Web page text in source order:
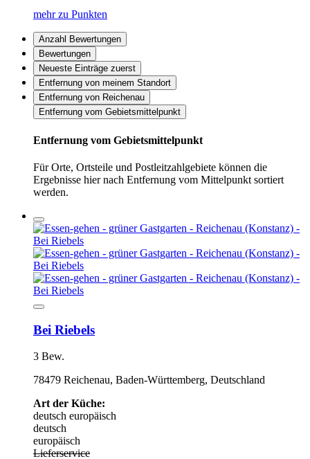
mehr zu Punkten
Anzahl Bewertungen
Bewertungen
Neueste Einträge zuerst
Entfernung von meinem Standort
Entfernung von Reichenau
Entfernung vom Gebietsmittelpunkt
Entfernung vom Gebietsmittelpunkt
Für Orte, Ortsteile und Postleitzahlgebiete können die
Ergebnisse hier nach Entfernung vom Mittelpunkt sortiert
werden.
Bei Riebels
3 Bew.
78479 Reichenau, Baden-Württemberg, Deutschland
Art der Küche:
deutsch europäisch
deutsch
europäisch
Lieferservice